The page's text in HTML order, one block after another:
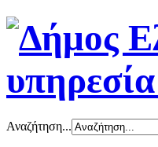
Αναζήτηση...